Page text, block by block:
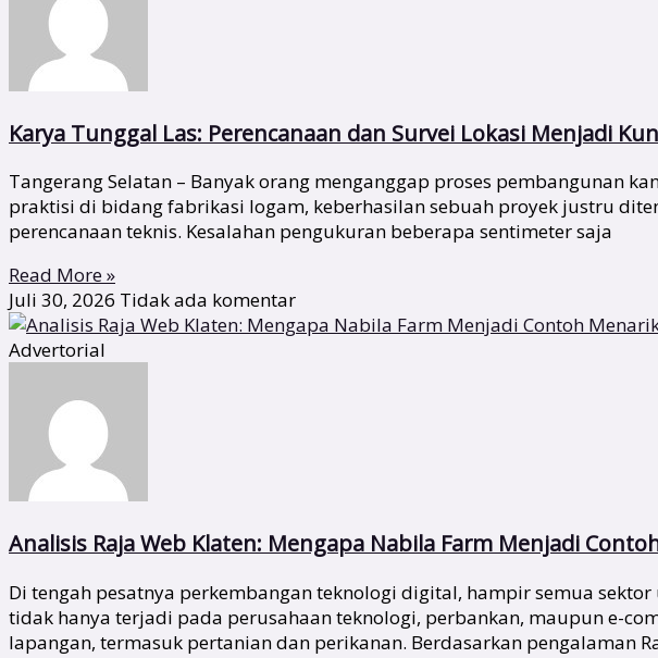
Karya Tunggal Las: Perencanaan dan Survei Lokasi Menjadi
Tangerang Selatan – Banyak orang menganggap proses pembangunan
praktisi di bidang fabrikasi logam, keberhasilan sebuah proyek justru
perencanaan teknis. Kesalahan pengukuran beberapa sentimeter saja
Read More »
Juli 30, 2026 Tidak ada komentar
Advertorial
Analisis Raja Web Klaten: Mengapa Nabila Farm Menjadi
Di tengah pesatnya perkembangan teknologi digital, hampir semua
tidak hanya terjadi pada perusahaan teknologi, perbankan, maupun e-
lapangan, termasuk pertanian dan perikanan. Berdasarkan pengalaman